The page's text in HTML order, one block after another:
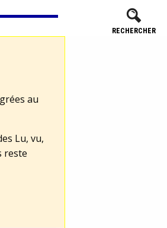
RECHERCHER
au
Lu, vu,
reste